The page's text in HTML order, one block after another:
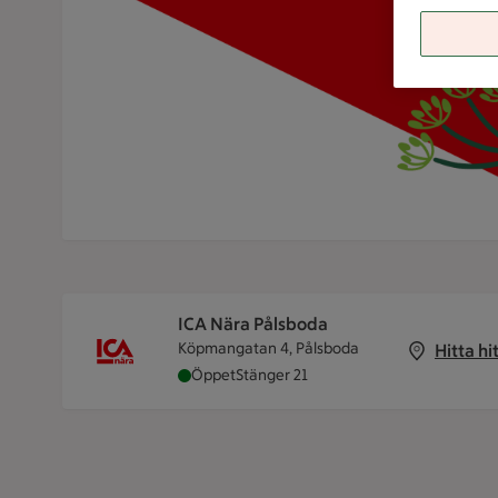
ICA Nära Pålsboda
Köpmangatan 4, Pålsboda
ICA Nära Pålsboda är öppen nu, stänger
ÖppetStänger 21
Hitta hit